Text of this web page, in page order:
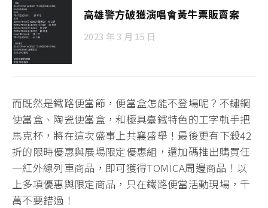
高雄警方破獲演唱會黃牛票販賣案
2023 年 3 月 15 日
而既然是鐵路便當節，便當盒怎能不登場呢？不鏽鋼
便當盒、陶瓷便當盒，和極具臺鐵特色的工字軌手把
馬克杯，將在這次盛事上共襄盛舉！最後更有下殺42
折的限時優惠與展場限定優惠組，還加碼推出購買任
一紅外線列車商品，即可獲得TOMICA周邊商品！以
上多項優惠與限定商品，只在鐵路便當活動現場，千
萬不要錯過！